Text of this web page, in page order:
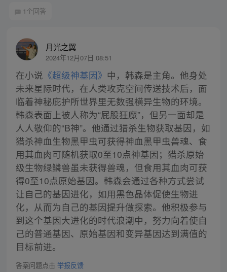
1个回答
月光之翼
2024年12月07日 08:51
在小说 《超级神基因》 中，韩森是主角。他身处
未来星际时代，在人类攻克空间传送技术后，面
临着神秘庇护所世界里无数强横异生物的环境。
韩森表面上被人称为“屁股狂魔”，但另一面却是
人人敬仰的“B神”。他通过猎杀生物获取基因，如
猎杀神血生物黑甲虫可获得神血黑甲虫兽魂、食
用其血肉可随机获取0至10点神基因；猎杀原始
级生物绿鳞兽虽未获得兽魂，但食用其血肉可获
得0至10点原始基因。韩森会通过各种方式尝试
让自己的基因进化，如用黑色晶体促使生物进
化，从而为自己的基因提升做探索。他积极参与
到这个基因大进化的时代浪潮中，努力向着使自
己的普通基因、原始基因和变异基因达到满值的
目标前进。
答案问题点击 举报反馈